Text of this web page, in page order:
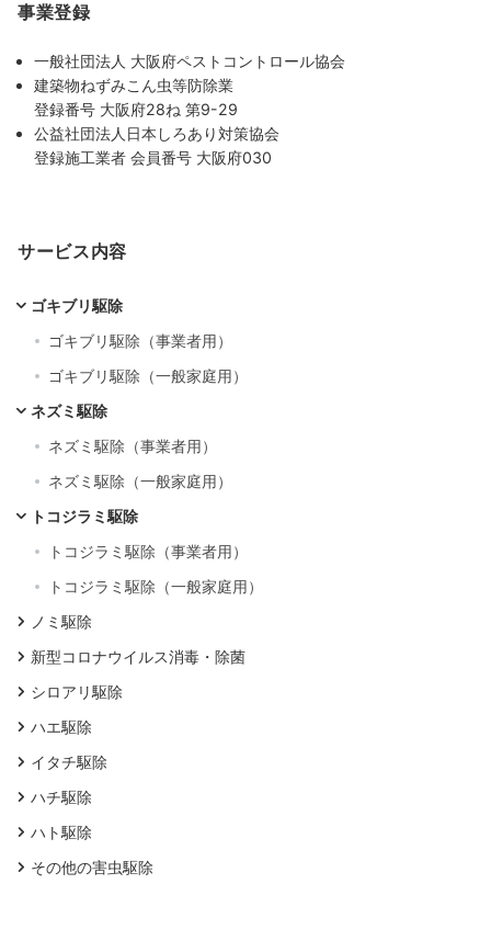
事業登録
一般社団法人 大阪府ペストコントロール協会
建築物ねずみこん虫等防除業
登録番号 大阪府28ね 第9-29
公益社団法人日本しろあり対策協会
登録施工業者 会員番号 大阪府030
サービス内容
ゴキブリ駆除
ゴキブリ駆除（事業者用）
ゴキブリ駆除（一般家庭用）
ネズミ駆除
ネズミ駆除（事業者用）
ネズミ駆除（一般家庭用）
トコジラミ駆除
トコジラミ駆除（事業者用）
トコジラミ駆除（一般家庭用）
ノミ駆除
新型コロナウイルス消毒・除菌
シロアリ駆除
ハエ駆除
イタチ駆除
ハチ駆除
ハト駆除
その他の害虫駆除